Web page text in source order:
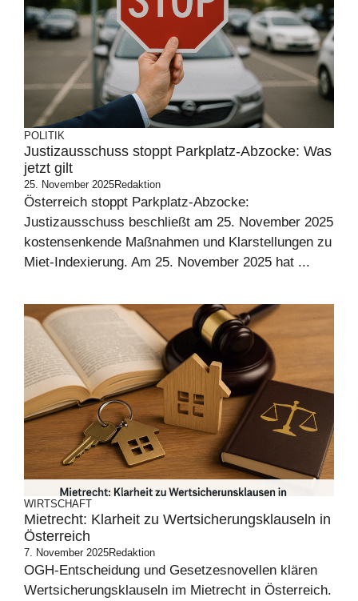
POLITIK
Justizausschuss stoppt Parkplatz-Abzocke: Was
jetzt gilt
25. November 2025Redaktion
Österreich stoppt Parkplatz-Abzocke:
Justizausschuss beschließt am 25. November 2025
kostensenkende Maßnahmen und Klarstellungen zu
Miet-Indexierung. Am 25. November 2025 hat ...
WIRTSCHAFT
Mietrecht: Klarheit zu Wertsicherungsklauseln in
Österreich
7. November 2025Redaktion
OGH-Entscheidung und Gesetzesnovellen klären
Wertsicherungsklauseln im Mietrecht in Österreich.